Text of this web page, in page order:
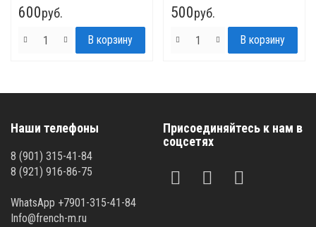
600руб. 500руб.
Наши телефоны
8 (901) 315-41-84
8 (921) 916-86-75
WhatsApp +7901-315-41-84
Info@french-m.ru
Присоединяйтесь к нам в
соцсетях